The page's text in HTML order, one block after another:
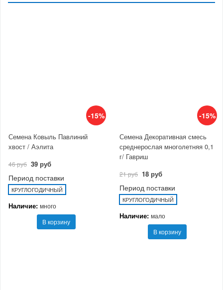
-15%
Семена Ковыль Павлиний
хвост / Аэлита
46 руб 39 руб
Период поставки
КРУГЛОГОДИЧНЫЙ
Наличие: много
В корзину
-15%
Семена Декоративная смесь
среднерослая многолетняя 0,1
г/ Гавриш
21 руб 18 руб
Период поставки
КРУГЛОГОДИЧНЫЙ
Наличие: мало
В корзину